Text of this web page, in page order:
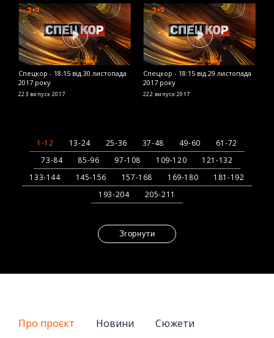
Спецкор - 18:15 від 30 листопада
2017 року
223 випуск 2017
Спецкор - 18:15 від 29 листопада
2017 року
222 випуск 2017
1-12 13-24 25-36 37-48 49-60
61-72
73-84
85-96 97-108 109-120
121-132
133-144
145-156 157-168 169-180
181-192
193-204
205-211
Згорнути
Про проєкт Новини
Сюжети